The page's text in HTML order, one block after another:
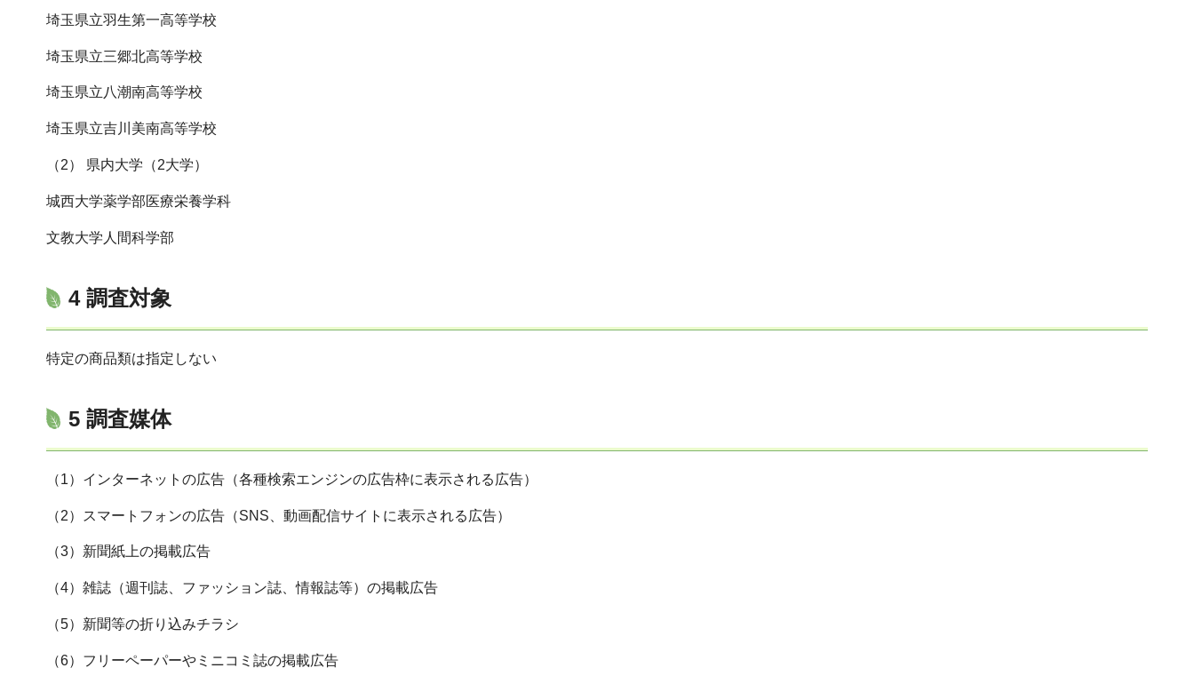
埼玉県立羽生第一高等学校
埼玉県立三郷北高等学校
埼玉県立八潮南高等学校
埼玉県立吉川美南高等学校
（2） 県内大学（2大学）
城西大学薬学部医療栄養学科
文教大学人間科学部
4 調査対象
特定の商品類は指定しない
5 調査媒体
（1）インターネットの広告（各種検索エンジンの広告枠に表示される広告）
（2）スマートフォンの広告（SNS、動画配信サイトに表示される広告）
（3）新聞紙上の掲載広告
（4）雑誌（週刊誌、ファッション誌、情報誌等）の掲載広告
（5）新聞等の折り込みチラシ
（6）フリーペーパーやミニコミ誌の掲載広告